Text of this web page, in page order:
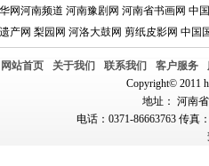
网河南频道 河南豫剧网 河南省书画网 中
产网 梨园网 河洛大鼓网 剪纸皮影网 中国
网站首页 关于我们 联系我们 客户服务
Copyright© 2011
地址： 河南
电话：0371-86663763 传真